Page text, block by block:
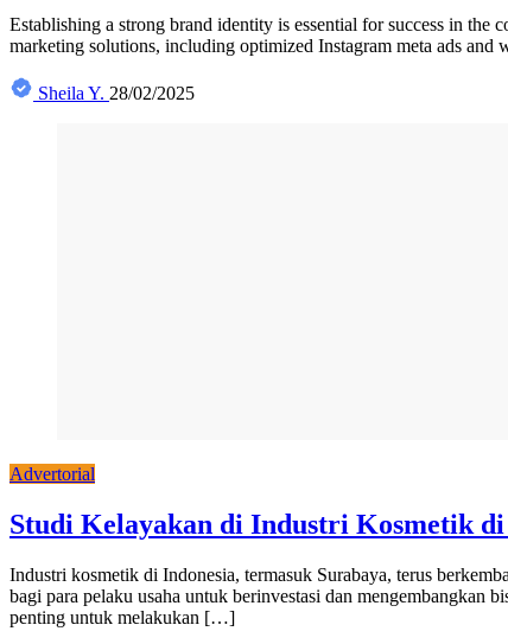
Establishing a strong brand identity is essential for success in
marketing solutions, including optimized Instagram meta ads
Sheila Y. 28/02/2025
Advertorial
Studi Kelayakan di Industri Kosmetik di
Industri kosmetik di Indonesia, termasuk Surabaya, terus
bagi para pelaku usaha untuk berinvestasi dan mengembangkan
penting untuk melakukan […]